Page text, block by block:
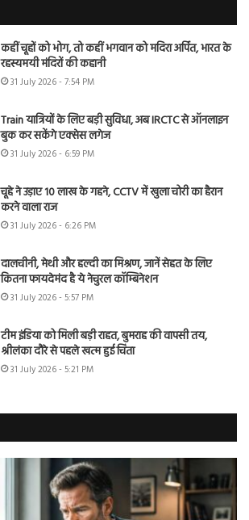
कहीं चूहों को भोग, तो कहीं भगवान को मदिरा अर्पित, भारत के
रहस्यमयी मंदिरों की कहानी
31 July 2026 - 7:54 PM
Train यात्रियों के लिए बड़ी सुविधा, अब IRCTC से ऑनलाइन
बुक कर सकेंगे एक्सेस लगेज
31 July 2026 - 6:59 PM
चूहे ने उड़ाए 10 लाख के गहने, CCTV में खुला चोरी का हैरान
करने वाला राज
31 July 2026 - 6:26 PM
दालचीनी, मेथी और हल्दी का मिश्रण, जानें सेहत के लिए
कितना फायदेमंद है ये नेचुरल कॉम्बिनेशन
31 July 2026 - 5:57 PM
टीम इंडिया को मिली बड़ी राहत, बुमराह की वापसी तय,
श्रीलंका दौरे से पहले खत्म हुई चिंता
31 July 2026 - 5:21 PM